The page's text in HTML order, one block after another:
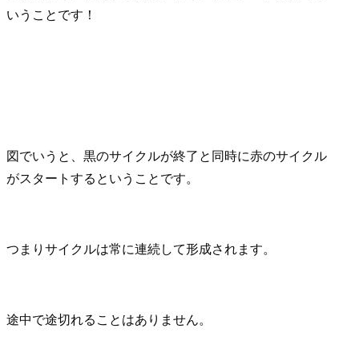
いうことです！
図でいうと、黒のサイクルが終了と同時に赤のサイクル
がスタートするということです。
つまりサイクルは常に連続して形成されます。
途中で途切れることはありません。